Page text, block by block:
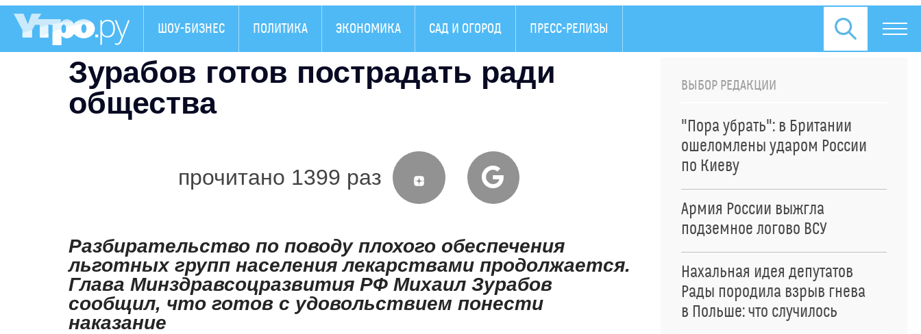
ШОУ-БИЗНЕС ПОЛИТИКА ЭКОНОМИКА САД И ОГОРОД ПРЕСС-РЕЛИЗЫ
Зурабов готов пострадать ради
общества
прочитано 1399 раз
Разбирательство по поводу плохого обеспечения
льготных групп населения лекарствами продолжается.
Глава Минздравсоцразвития РФ Михаил Зурабов
сообщил, что готов с удовольствием понести
наказание
ВЫБОР РЕДАКЦИИ
"Пора убрать": в Британии
ошеломлены ударом России
по Киеву
Армия России выжгла
подземное логово ВСУ
Нахальная идея депутатов
Рады породила взрыв гнева
в Польше: что случилось